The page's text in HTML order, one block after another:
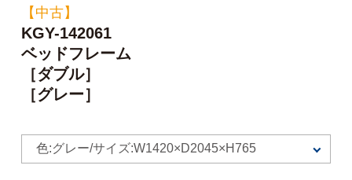
【中古】
KGY-142061
ベッドフレーム
［ダブル］
［グレー］
色:グレー/サイズ:W1420×D2045×H765